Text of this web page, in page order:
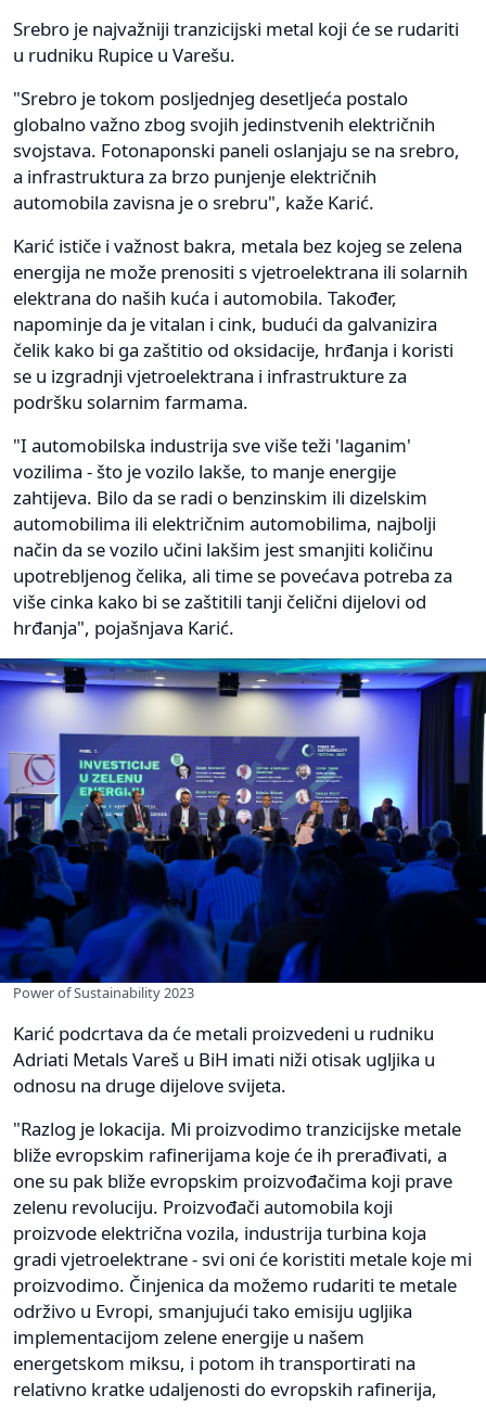
Srebro je najvažniji tranzicijski metal koji će se rudariti
u rudniku Rupice u Varešu.
"Srebro je tokom posljednjeg desetljeća postalo
globalno važno zbog svojih jedinstvenih električnih
svojstava. Fotonaponski paneli oslanjaju se na srebro,
a infrastruktura za brzo punjenje električnih
automobila zavisna je o srebru", kaže Karić.
Karić ističe i važnost bakra, metala bez kojeg se zelena
energija ne može prenositi s vjetroelektrana ili solarnih
elektrana do naših kuća i automobila. Također,
napominje da je vitalan i cink, budući da galvanizira
čelik kako bi ga zaštitio od oksidacije, hrđanja i koristi
se u izgradnji vjetroelektrana i infrastrukture za
podršku solarnim farmama.
"I automobilska industrija sve više teži 'laganim'
vozilima - što je vozilo lakše, to manje energije
zahtijeva. Bilo da se radi o benzinskim ili dizelskim
automobilima ili električnim automobilima, najbolji
način da se vozilo učini lakšim jest smanjiti količinu
upotrebljenog čelika, ali time se povećava potreba za
više cinka kako bi se zaštitili tanji čelični dijelovi od
hrđanja", pojašnjava Karić.
Power of Sustainability 2023
Karić podcrtava da će metali proizvedeni u rudniku
Adriati Metals Vareš u BiH imati niži otisak ugljika u
odnosu na druge dijelove svijeta.
"Razlog je lokacija. Mi proizvodimo tranzicijske metale
bliže evropskim rafinerijama koje će ih prerađivati, a
one su pak bliže evropskim proizvođačima koji prave
zelenu revoluciju. Proizvođači automobila koji
proizvode električna vozila, industrija turbina koja
gradi vjetroelektrane - svi oni će koristiti metale koje mi
proizvodimo. Činjenica da možemo rudariti te metale
održivo u Evropi, smanjujući tako emisiju ugljika
implementacijom zelene energije u našem
energetskom miksu, i potom ih transportirati na
relativno kratke udaljenosti do evropskih rafinerija,